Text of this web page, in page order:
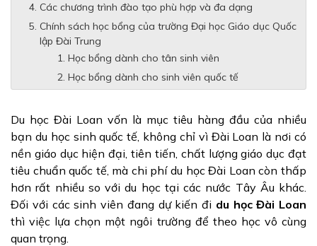
Các chương trình đào tạo phù hợp và đa dạng
Chính sách học bổng của trường Đại học Giáo dục Quốc
lập Đài Trung
Học bổng dành cho tân sinh viên
Học bổng dành cho sinh viên quốc tế
Du học Đài Loan vốn là mục tiêu hàng đầu của nhiều
bạn du học sinh quốc tế, không chỉ vì Đài Loan là nơi có
nền giáo dục hiện đại, tiên tiến, chất lượng giáo dục đạt
tiêu chuẩn quốc tế, mà chi phí du học Đài Loan còn thấp
hơn rất nhiều so với du học tại các nước Tây Âu khác.
Đối với các sinh viên đang dự kiến đi du học Đài Loan
thì việc lựa chọn một ngôi trường để theo học vô cùng
quan trọng.